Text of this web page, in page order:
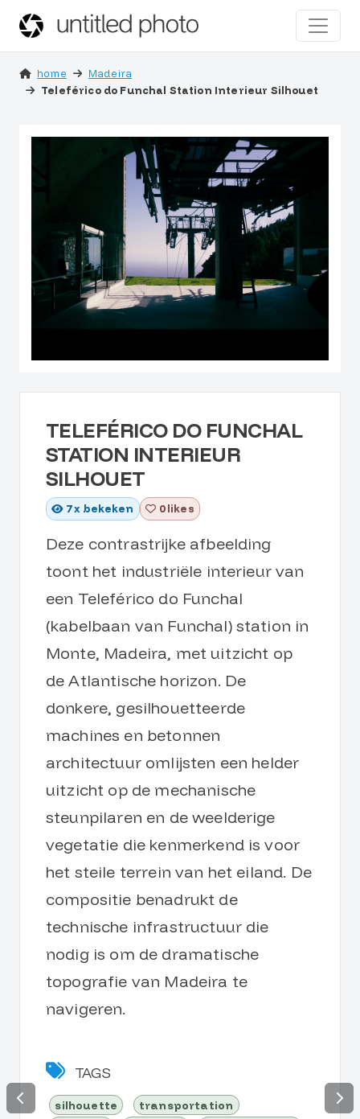
home
Madeira
Teleférico do Funchal Station Interieur Silhouet
TELEFÉRICO DO FUNCHAL
STATION INTERIEUR
SILHOUET
7x bekeken 0 likes
Deze contrastrijke afbeelding
toont het industriële interieur van
een Teleférico do Funchal
(kabelbaan van Funchal) station in
Monte, Madeira, met uitzicht op
de Atlantische horizon. De
donkere, gesilhouetteerde
machines en betonnen
architectuur omlijsten een helder
uitzicht op de mechanische
steunpilaren en de weelderige
vegetatie die kenmerkend is voor
het steile terrein van het eiland. De
compositie benadrukt de
technische infrastructuur die
nodig is om de dramatische
topografie van Madeira te
navigeren.
TAGS
silhouette
transportation